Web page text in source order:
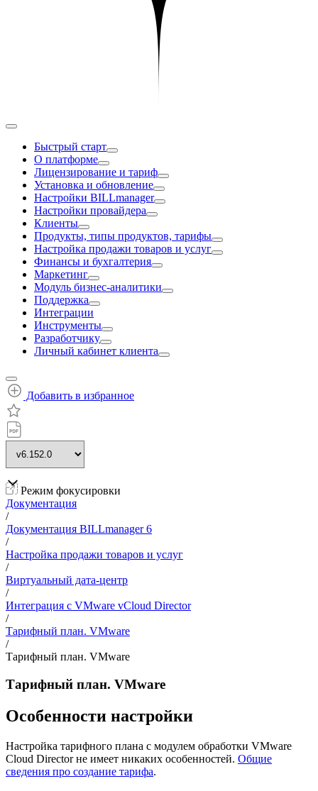
Быстрый старт
О платформе
Лицензирование и тариф
Установка и обновление
Настройки BILLmanager
Настройки провайдера
Клиенты
Продукты, типы продуктов, тарифы
Настройка продажи товаров и услуг
Финансы и бухгалтерия
Маркетинг
Модуль бизнес-аналитики
Поддержка
Интеграции
Инструменты
Разработчику
Личный кабинет клиента
Добавить в избранное
Режим фокусировки
Документация
/
Документация BILLmanager 6
/
Настройка продажи товаров и услуг
/
Виртуальный дата-центр
/
Интеграция с VMware vCloud Director
/
Тарифный план. VMware
/
Тарифный план. VMware
Тарифный план. VMware
Особенности настройки
Настройка тарифного плана с модулем обработки VMware
Cloud Director не имеет никаких особенностей. Общие
сведения про создание тарифа.